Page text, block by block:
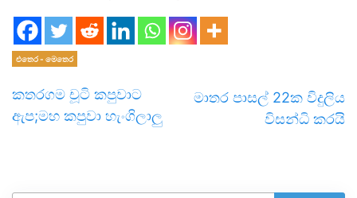
එතෙර - මෙතෙර
කතරගම චූටි කපුවාට
ඇප;මහ කපුවා හැංගිලාලු
මාතර පාසල් 22ක විදුලිය
විසන්ධි කරයි